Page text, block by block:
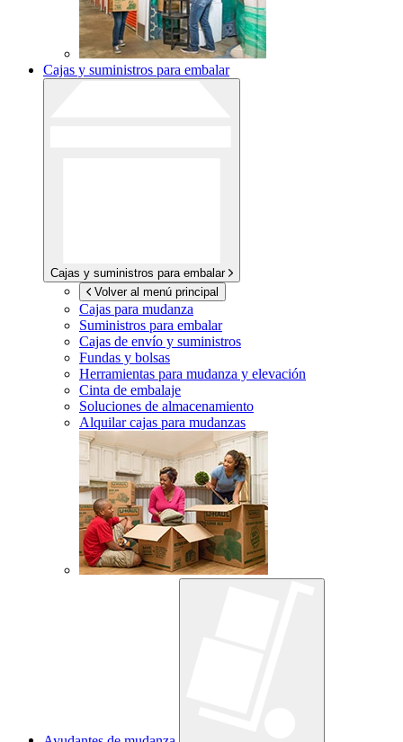
Cajas y suministros para embalar
Cajas y suministros para embalar
Volver al menú principal
Cajas para mudanza
Suministros para embalar
Cajas de envío y suministros
Fundas y bolsas
Herramientas para mudanza y elevación
Cinta de embalaje
Soluciones de almacenamiento
Alquilar cajas para mudanzas